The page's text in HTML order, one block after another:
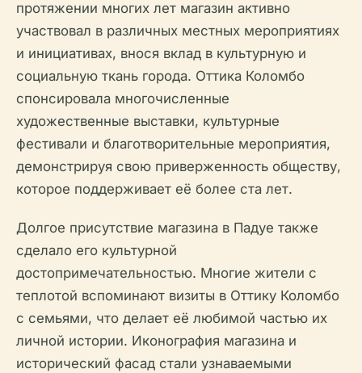
протяжении многих лет магазин активно
участвовал в различных местных мероприятиях
и инициативах, внося вклад в культурную и
социальную ткань города. Оттика Коломбо
спонсировала многочисленные
художественные выставки, культурные
фестивали и благотворительные мероприятия,
демонстрируя свою приверженность обществу,
которое поддерживает её более ста лет.
Долгое присутствие магазина в Падуе также
сделало его культурной
достопримечательностью. Многие жители с
теплотой вспоминают визиты в Оттику Коломбо
с семьями, что делает её любимой частью их
личной истории. Иконография магазина и
исторический фасад стали узнаваемыми